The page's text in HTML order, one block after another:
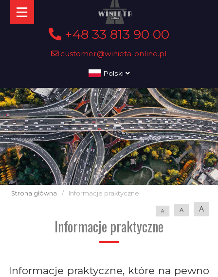
+48 33 813 90 00
customer@winieta-online.pl
Polski
Strona główna / Informacje praktyczne
A A A
Informacje praktyczne
Informacje praktyczne, które na pewno